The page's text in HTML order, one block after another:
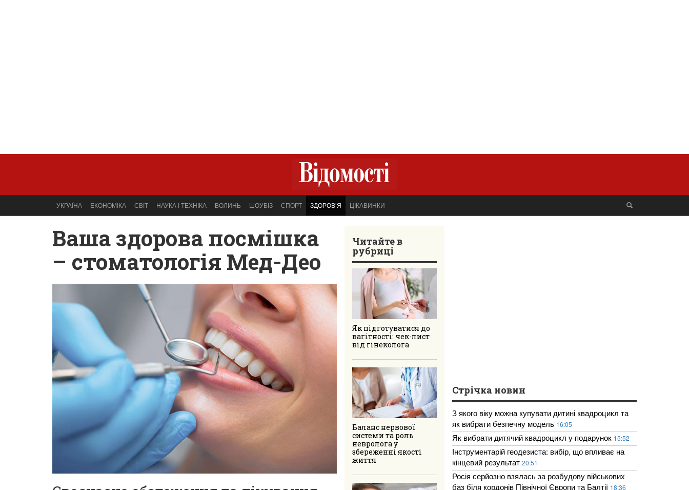
УКРАЇНА ЕКОНОМІКА СВІТ НАУКА І ТЕХНІКА ВОЛИНЬ ШОУБІЗ СПОРТ ЗДОРОВ’Я ЦІКАВИНКИ
Ваша здорова посмішка
– стоматологія Мед-Део
Читайте в
рубриці
Як підготуватися до
вагітності: чек-лист
від гінеколога
Баланс нервової
системи та роль
невролога у
збереженні якості
життя
Стрічка новин
З якого віку можна купувати дитині квадроцикл та
як вибрати безпечну модель 16:05
Як вибрати дитячий квадроцикл у подарунок 15:52
Інструментарій геодезиста: вибір, що впливає на
кінцевий результат 20:51
Росія серйозно взялась за розбудову військових
баз біля кордонів Північної Європи та Балтії 18:36